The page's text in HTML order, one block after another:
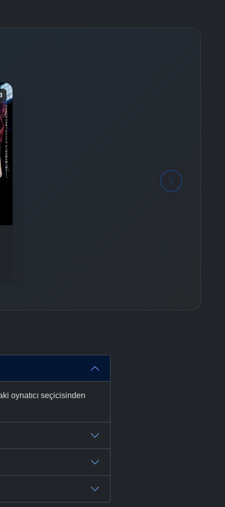
Bölüm No:
Bölüm No:
Bölüm No:
Bölüm No:
Bölüm No:
oynatıcı seçicisinden